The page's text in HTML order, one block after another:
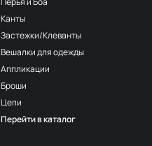
Канты
Застежки/Клеванты
Вешалки для одежды
Аппликации
Броши
Цепи
Перейти в каталог